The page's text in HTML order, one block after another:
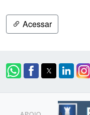
Acessar